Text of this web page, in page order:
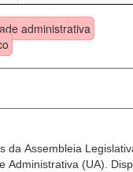
administrativa
da Assembleia
Administrativa (UA).